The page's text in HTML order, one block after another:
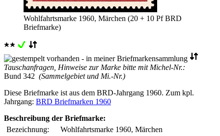
Wohlfahrtsmarke 1960, Märchen (20 + 10 Pf BRD
Briefmarke)
Tauschanfragen, Hinweise zur Marke bitte mit Michel-Nr.:
Bund 342 (Sammelgebiet und Mi.-Nr.)
Diese Briefmarke ist aus dem BRD-Jahrgang 1960. Zum kpl.
Jahrgang: BRD Briefmarken 1960
Beschreibung der Briefmarke:
Bezeichnung:
Wohlfahrtsmarke 1960, Märchen